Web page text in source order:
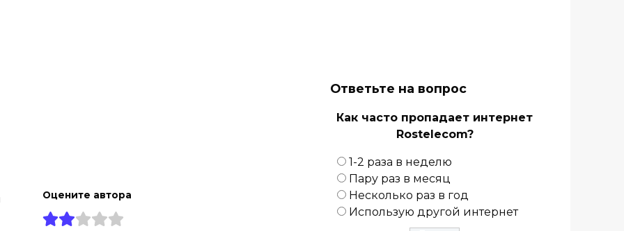
Оцените автора
Ответьте на вопрос
Как часто пропадает интернет
Rostelecom?
1-2 раза в неделю
Пару раз в месяц
Несколько раз в год
Использую другой интернет